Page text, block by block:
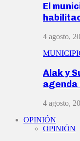
El
4 agosto,
Alak y
4 agosto,
OPINIÓN
OPINIÓN